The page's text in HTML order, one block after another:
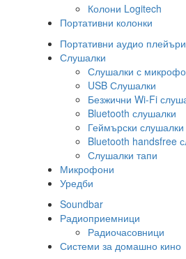
Колони Logitech
Портативни колонки
Портативни аудио плейъри
Слушалки
Слушалки с
USB Слушалки
Безжични Wi-Fi
Bluetooth слушалки
Геймърски слушалки
Bluetooth handsfree
Слушалки тапи
Микрофони
Уредби
Soundbar
Радиоприемници
Радиочасовници
Системи за домашно кино